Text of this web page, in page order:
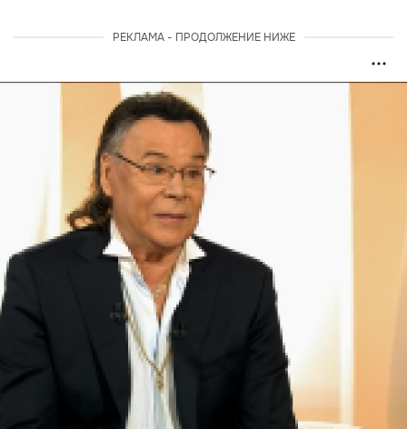
РЕКЛАМА - ПРОДОЛЖЕНИЕ НИЖЕ